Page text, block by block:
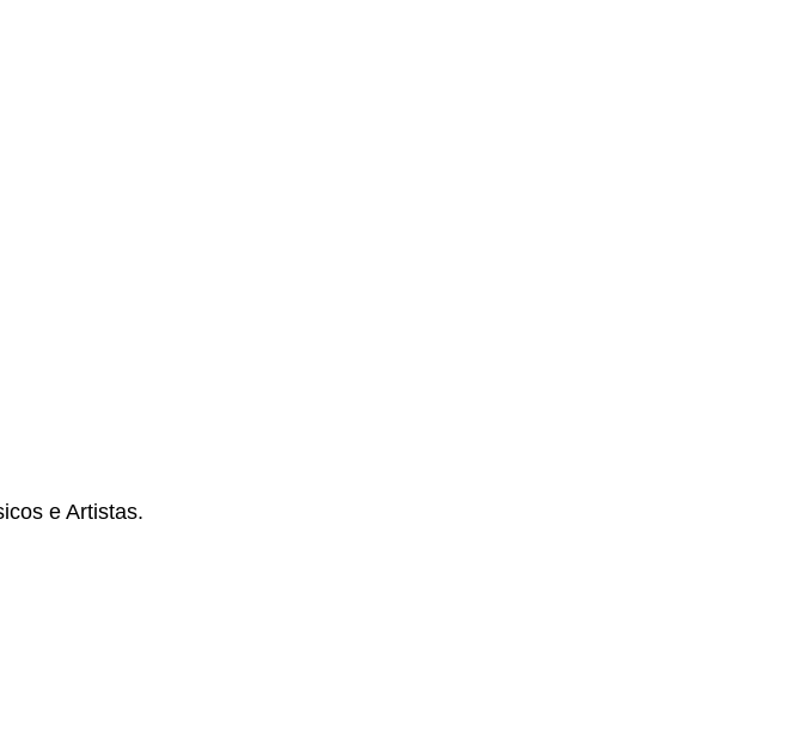
e Artistas.